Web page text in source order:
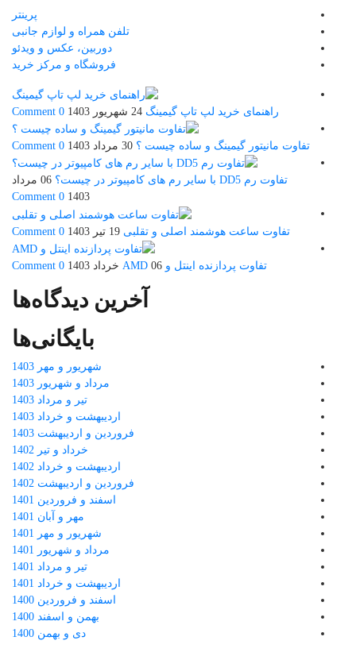
پرینتر
تلفن همراه و لوازم جانبی
دوربین، عکس و ویدئو
فروشگاه و مرکز خرید
راهنمای خرید لپ تاپ گیمینگ 24 شهریور 1403 0 Comment
تفاوت مانیتور گیمینگ و ساده چیست ؟ 30 مرداد 1403 0 Comment
تفاوت رم DD5 با سایر رم های کامپیوتر در چیست؟
06 مرداد
1403
0 Comment
تفاوت ساعت هوشمند اصلی و تقلبی 19 تیر 1403 0 Comment
تفاوت پردازنده اینتل و AMD 06 خرداد 1403 0 Comment
آخرین دیدگاه‌ها
بایگانی‌ها
شهریور و مهر 1403
مرداد و شهریور 1403
تیر و مرداد 1403
اردیبهشت و خرداد 1403
فروردین و اردیبهشت 1403
خرداد و تیر 1402
اردیبهشت و خرداد 1402
فروردین و اردیبهشت 1402
اسفند و فروردین 1401
مهر و آبان 1401
شهریور و مهر 1401
مرداد و شهریور 1401
تیر و مرداد 1401
اردیبهشت و خرداد 1401
اسفند و فروردین 1400
بهمن و اسفند 1400
دی و بهمن 1400